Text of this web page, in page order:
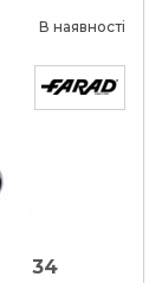
В наявності
5Х34